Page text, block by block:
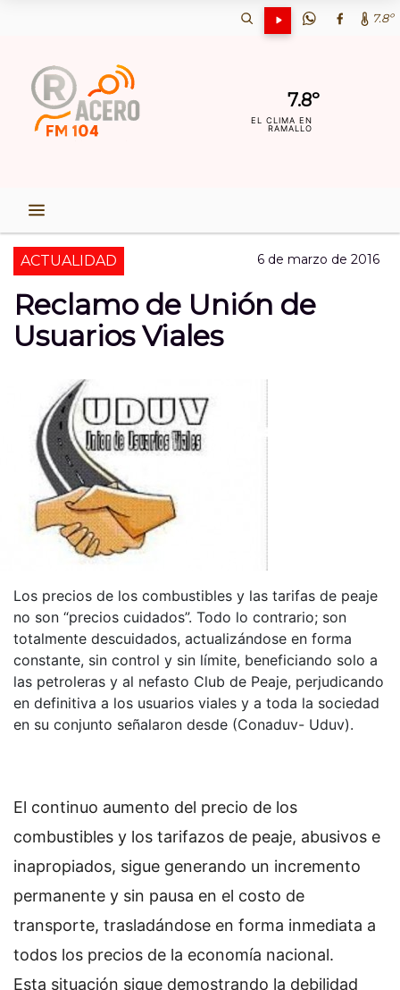
7.8º
7.8º
EL CLIMA EN
RAMALLO
ACTUALIDAD 6 de marzo de 2016
Reclamo de Unión de
Usuarios Viales
Los precios de los combustibles y las tarifas de peaje
no son “precios cuidados”. Todo lo contrario; son
totalmente descuidados, actualizándose en forma
constante, sin control y sin límite, beneficiando solo a
las petroleras y al nefasto Club de Peaje, perjudicando
en definitiva a los usuarios viales y a toda la sociedad
en su conjunto señalaron desde (Conaduv- Uduv).
El continuo aumento del precio de los
combustibles y los tarifazos de peaje, abusivos e
inapropiados, sigue generando un incremento
permanente y sin pausa en el costo de
transporte, trasladándose en forma inmediata a
todos los precios de la economía nacional.
Esta situación sigue demostrando la debilidad